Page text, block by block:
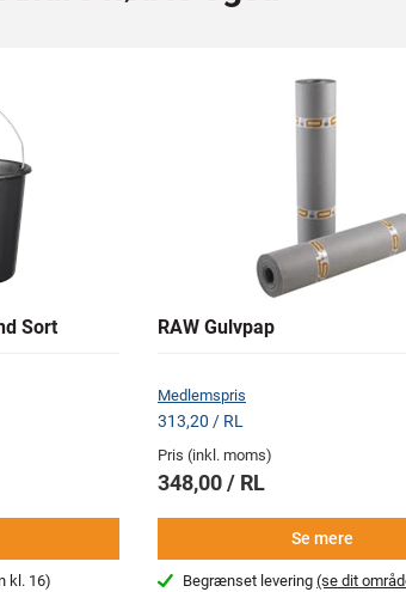
Sort
kl. 16)
RAW Gulvpap
Medlemspris
313,20 / RL
Pris (inkl. moms)
348,00 / RL
Se mere
Begrænset levering(se dit